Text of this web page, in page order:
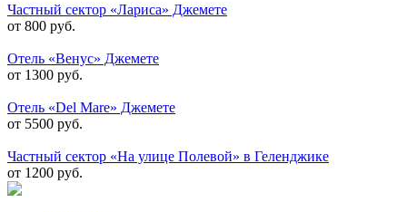
Частный сектор «Лариса» Джемете
от 800 руб.
Отель «Венус» Джемете
от 1300 руб.
Отель «Del Mare» Джемете
от 5500 руб.
Частный сектор «На улице Полевой» в Геленджике
от 1200 руб.